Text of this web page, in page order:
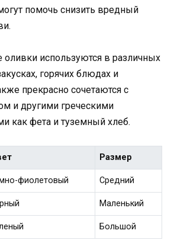
помочь снизить вредный
оливки используются в различных
горячих блюдах и
прекрасно сочетаются с
и другими греческими
как фета и туземный хлеб.
Размер
фиолетовый Средний
Маленький
Большой